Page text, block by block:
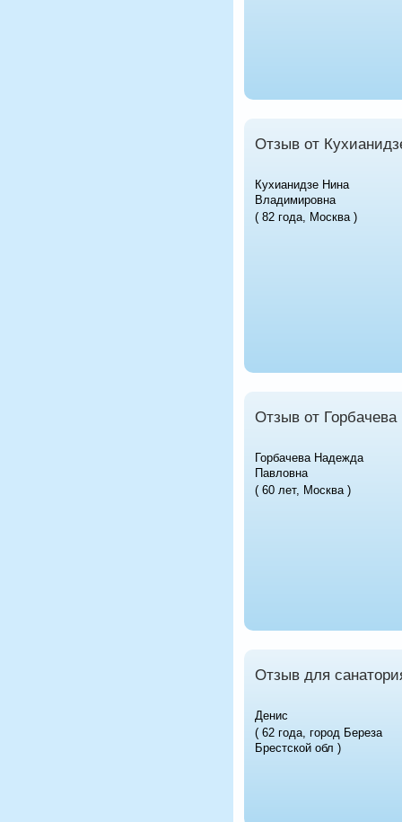
Отзыв от
Кухианидзе Нина
Владимировна
( 82 года, Москва )
Отзыв от
Горбачева Надежда
Павловна
( 60 лет, Москва )
Отзыв для
Денис
( 62 года, город Береза
Брестской обл )